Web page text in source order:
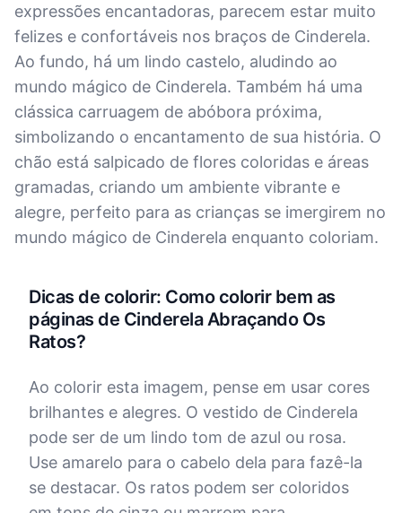
expressões encantadoras, parecem estar muito
felizes e confortáveis nos braços de Cinderela.
Ao fundo, há um lindo castelo, aludindo ao
mundo mágico de Cinderela. Também há uma
clássica carruagem de abóbora próxima,
simbolizando o encantamento de sua história. O
chão está salpicado de flores coloridas e áreas
gramadas, criando um ambiente vibrante e
alegre, perfeito para as crianças se imergirem no
mundo mágico de Cinderela enquanto coloriam.
Dicas de colorir: Como colorir bem as
páginas de Cinderela Abraçando Os
Ratos?
Ao colorir esta imagem, pense em usar cores
brilhantes e alegres. O vestido de Cinderela
pode ser de um lindo tom de azul ou rosa.
Use amarelo para o cabelo dela para fazê-la
se destacar. Os ratos podem ser coloridos